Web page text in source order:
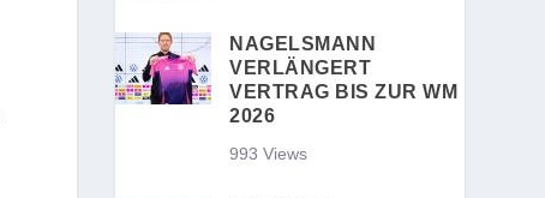
NAGELSMANN
VERLÄNGERT
VERTRAG BIS ZUR WM
2026
993 Views